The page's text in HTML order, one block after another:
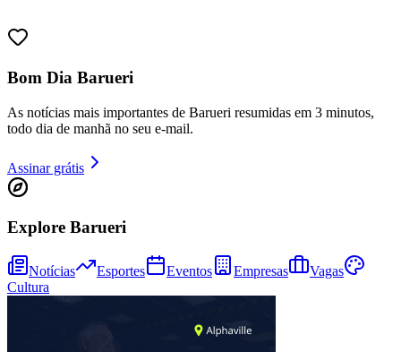
Bom Dia Barueri
As notícias mais importantes de Barueri resumidas em 3 minutos,
todo dia de manhã no seu e-mail.
Assinar grátis
Explore Barueri
Notícias Esportes Eventos Empresas
Vagas
Cultura